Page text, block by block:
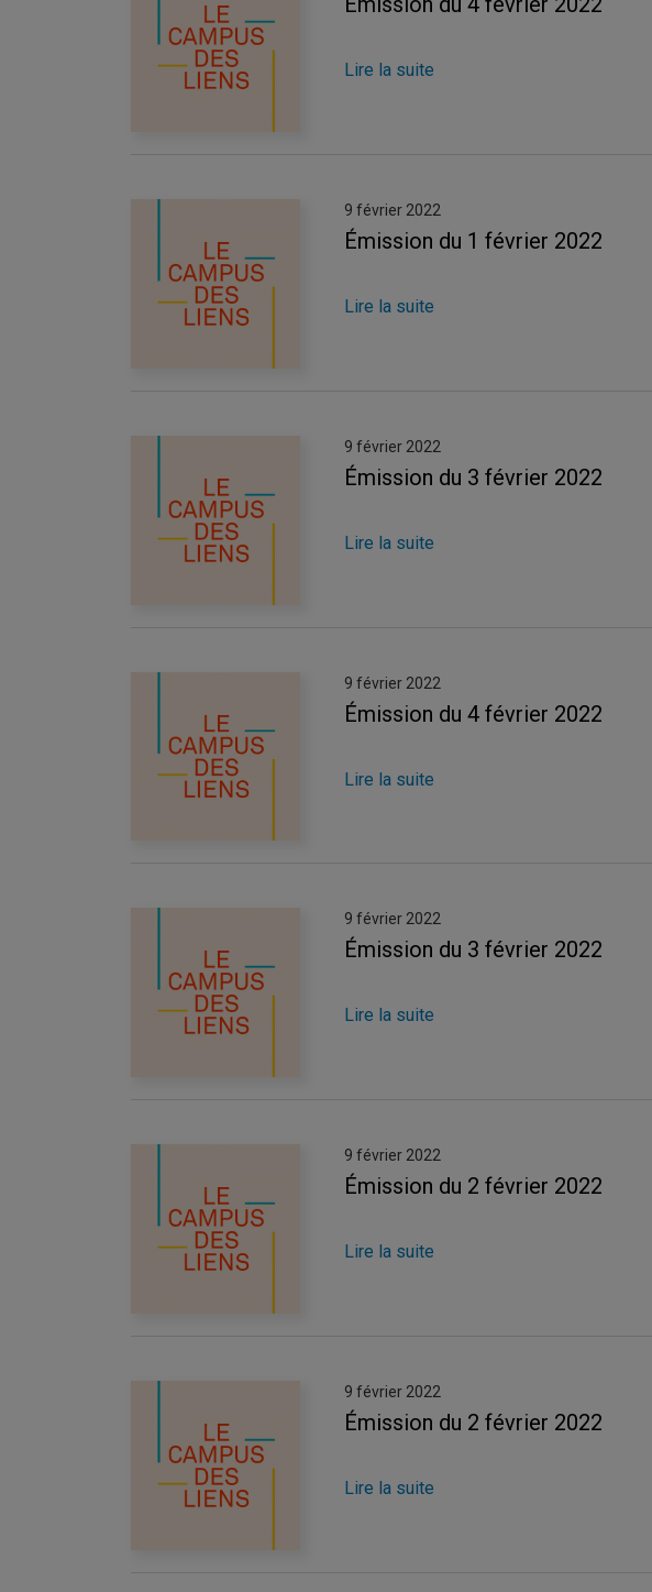
Lire la suite
9 février 2022
Émission du 1 février 2022
Lire la suite
9 février 2022
Émission du 3 février 2022
Lire la suite
9 février 2022
Émission du 4 février 2022
Lire la suite
9 février 2022
Émission du 3 février 2022
Lire la suite
9 février 2022
Émission du 2 février 2022
Lire la suite
9 février 2022
Émission du 2 février 2022
Lire la suite